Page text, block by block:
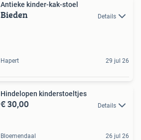
Antieke kinder-kak-stoel
Bieden Details
Hapert 29 jul 26
Hindelopen kinderstoeltjes
€ 30,00 Details
Bloemendaal 26 jul 26